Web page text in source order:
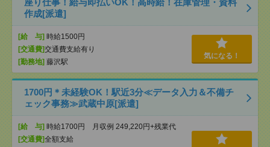
座り仕事！給与即払いOK！高時給！在庫管理・資料
作成[派遣]
[給 与] 時給1500円
[交通費]交通費支給有り
[勤務地] 藤沢駅
気になる！
1700円＊未経験OK！駅近3分≪データ入力＆不備チ
ェック事務≫武蔵中原[派遣]
[給 与] 時給1700円 月収例 249,220円+残業代
[交通費]全額支給